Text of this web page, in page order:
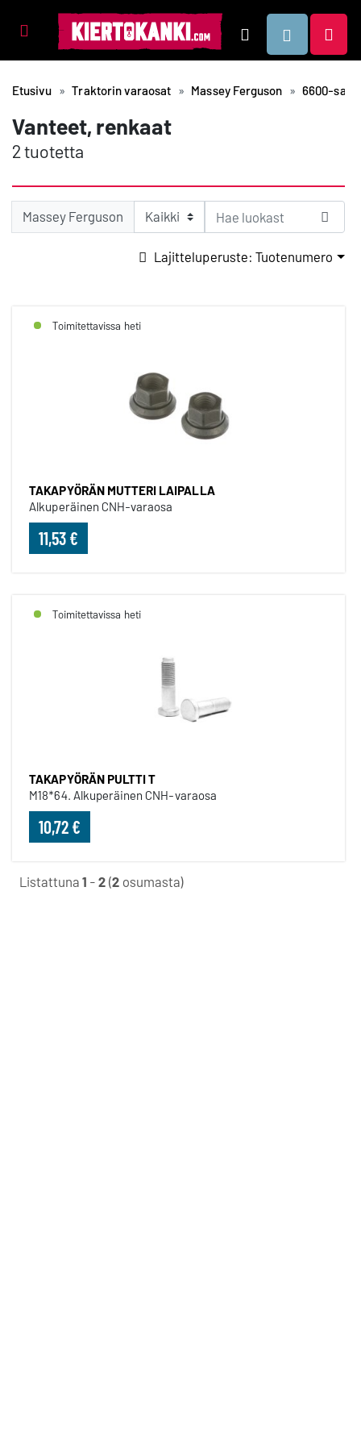
Tuotealueet Hae
Etusivu Traktorin varaosat Massey Ferguson 6600-sarja
Vanteet, renkaat
2 tuotetta
Massey Ferguson
Lajitteluperuste: Tuotenumero
Toimitettavissa heti
TAKAPYÖRÄN MUTTERI LAIPALLA
Alkuperäinen CNH-varaosa
11,53 €
Toimitettavissa heti
TAKAPYÖRÄN PULTTI T
M18*64. Alkuperäinen CNH-varaosa
10,72 €
Listattuna1 -2 (2 osumasta)